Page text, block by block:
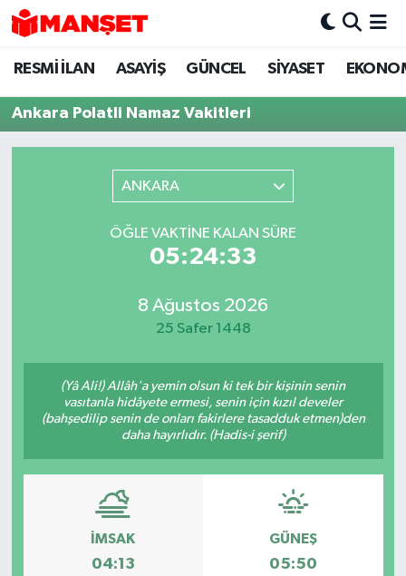
RESMİ İLAN ASAYİŞ GÜNCEL SİYASET
Ankara Polatli Namaz Vakitleri
ANKARA
ÖĞLE VAKTINE KALAN SÜRE
05:24:33
8 Ağustos 2026
25 Safer 1448
(Yâ Ali!) Allâh'a yemin olsun ki tek bir kişinin senin
vasıtanla hidâyete ermesi, senin için kızıl develer
(bahşedilip senin de onları fakirlere tasadduk etmen)den
daha hayırlıdır. (Hadis-i şerif)
İMSAK
04:13
GÜNEŞ
05:50
Hava Durumu
Trafik Durumu
Tüm Manşetler
Son Dakika Haberleri